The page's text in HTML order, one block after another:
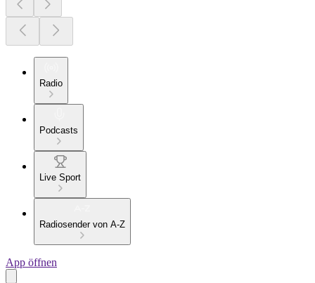
Radio
Podcasts
Live Sport
Radiosender von A-Z
App öffnen